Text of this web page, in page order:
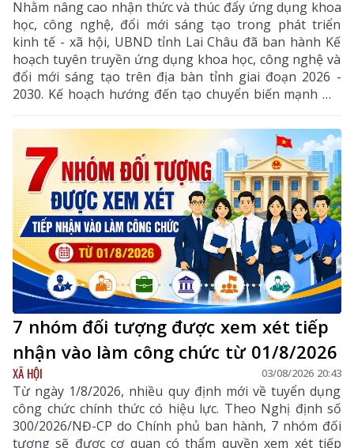
Nhằm nâng cao nhận thức và thúc đẩy ứng dụng khoa
học, công nghệ, đổi mới sáng tạo trong phát triển
kinh tế - xã hội, UBND tỉnh Lai Châu đã ban hành Kế
hoạch tuyên truyền ứng dụng khoa học, công nghệ và
đổi mới sáng tạo trên địa bàn tỉnh giai đoạn 2026 -
2030. Kế hoạch hướng đến tạo chuyển biến mạnh mẽ
từ nhận thức đến hành động, phát huy vai trò của
khoa học, công nghệ, đổi mới sáng tạo và chuyển đổi
số, góp phần thực hiện hiệu quả các mục tiêu phát
triển của tỉnh trong giai đoạn mới.
7 nhóm đối tượng được xem xét tiếp
nhận vào làm công chức từ 01/8/2026
XÃ HỘI 03/08/2026 20:43
Từ ngày 1/8/2026, nhiều quy định mới về tuyển dụng
công chức chính thức có hiệu lực. Theo Nghị định số
300/2026/NĐ-CP do Chính phủ ban hành, 7 nhóm đối
tượng sẽ được cơ quan có thẩm quyền xem xét tiếp